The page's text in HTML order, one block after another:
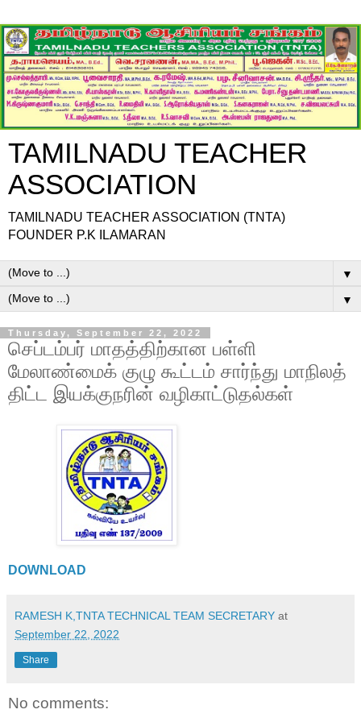
TAMILNADU TEACHER
ASSOCIATION
TAMILNADU TEACHER ASSOCIATION (TNTA)
FOUNDER P.K ILAMARAN
▼
▼
Thursday, September 22, 2022
செப்டம்பர் மாதத்திற்கான பள்ளி
மேலாண்மைக் குழு கூட்டம் சார்ந்து மாநிலத்
திட்ட இயக்குநரின் வழிகாட்டுதல்கள்
DOWNLOAD
RAMESH K,TNTA TECHNICAL TEAM SECRETARY at
September 22, 2022
Share
No comments: